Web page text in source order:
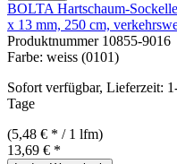
BOLTA Hartschaum-
x 13 mm, 250 cm,
Produktnummer 10855-9016
Farbe: weiss (0101)
Sofort verfügbar, Lieferzeit:
Tage
(5,48 € * / 1 lfm)
13,69 € *